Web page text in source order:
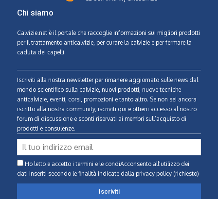
Chi siamo
Calvizie.net è il portale che raccoglie informazioni sui migliori prodotti
per il trattamento anticalvizie, per curare la calvizie e per fermare la
caduta dei capelli
Iscriviti alla nostra newsletter per rimanere aggiornato sulle news dal
mondo scientifico sulla calvizie, nuovi prodotti, nuove tecniche
anticalvizie, eventi, corsi, promozioni e tanto altro. Se non sei ancora
iscritto alla nostra community, iscriviti qui e ottieni accesso al nostro
forum di discussione e sconti riservati ai membri sull’acquisto di
prodotti e consulenze.
Ho letto e accetto i termini e le condiAcconsento all'utilizzo dei
dati inseriti secondo le finalità indicate dalla privacy policy (richiesto)